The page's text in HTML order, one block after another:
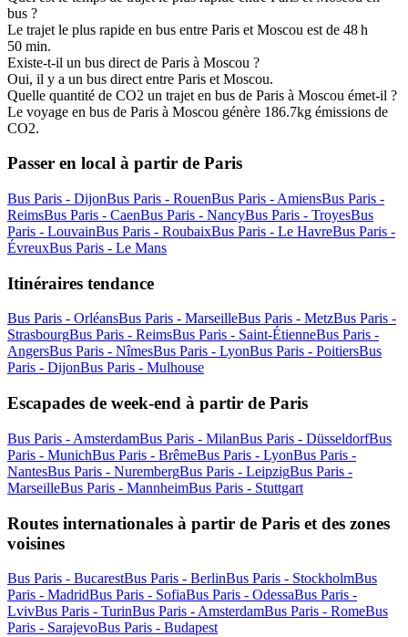
bus ?
Le trajet le plus rapide en bus entre Paris et Moscou est de 48 h
50 min.
Existe-t-il un bus direct de Paris à Moscou ?
Oui, il y a un bus direct entre Paris et Moscou.
Quelle quantité de CO2 un trajet en bus de Paris à Moscou émet-il ?
Le voyage en bus de Paris à Moscou génère 186.7kg émissions de
CO2.
Passer en local à partir de Paris
Bus Paris - DijonBus Paris - RouenBus Paris - AmiensBus Paris -
ReimsBus Paris - CaenBus Paris - NancyBus Paris - TroyesBus
Paris - LouvainBus Paris - RoubaixBus Paris - Le HavreBus Paris -
ÉvreuxBus Paris - Le Mans
Itinéraires tendance
Bus Paris - OrléansBus Paris - MarseilleBus Paris - MetzBus Paris -
StrasbourgBus Paris - ReimsBus Paris - Saint-ÉtienneBus Paris -
AngersBus Paris - NîmesBus Paris - LyonBus Paris - PoitiersBus
Paris - DijonBus Paris - Mulhouse
Escapades de week-end à partir de Paris
Bus Paris - AmsterdamBus Paris - MilanBus Paris - DüsseldorfBus
Paris - MunichBus Paris - BrêmeBus Paris - LyonBus Paris -
NantesBus Paris - NurembergBus Paris - LeipzigBus Paris -
MarseilleBus Paris - MannheimBus Paris - Stuttgart
Routes internationales à partir de Paris et des zones
voisines
Bus Paris - BucarestBus Paris - BerlinBus Paris - StockholmBus
Paris - MadridBus Paris - SofiaBus Paris - OdessaBus Paris -
LvivBus Paris - TurinBus Paris - AmsterdamBus Paris - RomeBus
Paris - SarajevoBus Paris - Budapest